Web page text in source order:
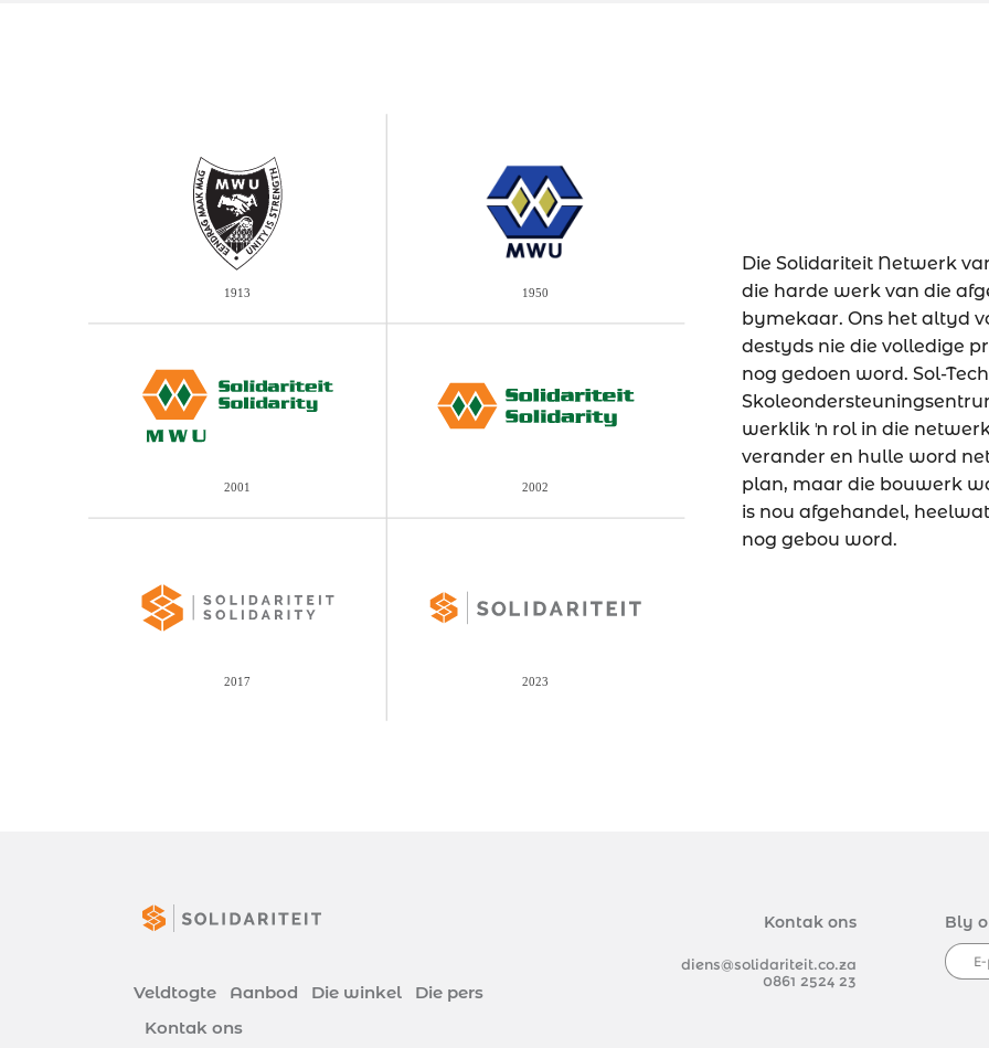
Die Solidariteit Netwerk
die harde werk van die
bymekaar. Ons het altyd
destyds nie die volledige
nog gedoen word. Sol-
werklik ŉ rol in die
verander en hulle word
plan, maar die bouwerk
is nou afgehandel,
nog gebou word.
Veldtogte Aanbod Die winkel
Die pers
Kontak ons
Kontak ons
diens@solidariteit.co.za
0861 2524 23
Bly